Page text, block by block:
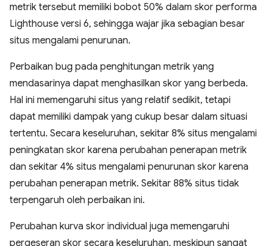
metrik tersebut memiliki bobot 50% dalam skor performa
Lighthouse versi 6, sehingga wajar jika sebagian besar
situs mengalami penurunan.
Perbaikan bug pada penghitungan metrik yang
mendasarinya dapat menghasilkan skor yang berbeda.
Hal ini memengaruhi situs yang relatif sedikit, tetapi
dapat memiliki dampak yang cukup besar dalam situasi
tertentu. Secara keseluruhan, sekitar 8% situs mengalami
peningkatan skor karena perubahan penerapan metrik
dan sekitar 4% situs mengalami penurunan skor karena
perubahan penerapan metrik. Sekitar 88% situs tidak
terpengaruh oleh perbaikan ini.
Perubahan kurva skor individual juga memengaruhi
pergeseran skor secara keseluruhan, meskipun sangat